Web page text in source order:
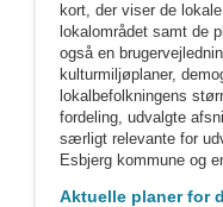
kort, der viser de
lokalområdet samt de
også en
kulturmiljøplaner,
lokalbefolkningens
fordeling, udvalgte
særligt relevante for
Esbjerg kommune og
Aktuelle planer for